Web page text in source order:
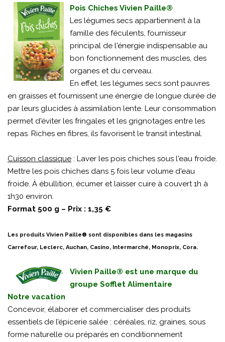
Pois Chiches Vivien Paille®
Les légumes secs appartiennent à la
famille des féculents, fournisseur
principal de l'énergie indispensable au
bon fonctionnement des muscles, des
organes et du cerveau.
En effet, les légumes secs sont pauvres
en graisses et fournissent une énergie de longue durée de
par leurs glucides à assimilation lente. Leur consommation
permet d'éviter les fringales et les grignotages entre les
repas. Riches en fibres, ils favorisent le transit intestinal.
Cuisson classique : Laver les pois chiches sous l'eau froide.
Mettre les pois chiches dans 5 fois leur volume d'eau
froide. À ébullition, écumer et laisser cuire à couvert 1h à
1h30 environ.
Format 500 g – Prix : 1,35 €
Les produits Vivien Paille® sont disponibles dans les magasins
Carrefour, Leclerc, Auchan, Casino, Intermarché, Monoprix, Cora.
Vivien Paille® est une marque du
groupe Sofflet Alimentaire
Notre vacation
Concevoir, élaborer et commercialiser des produits
essentiels de l’épicerie salée : céréales, riz, graines, sous
forme naturelle ou préparés en conditionnement